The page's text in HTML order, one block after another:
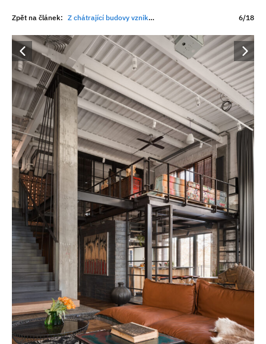
Zpět na článek: Z chátrající budovy vznikl unikátní loft. Interiéru dominují smaragdová kamna a dvěstěletý dřevěný koník 6/18